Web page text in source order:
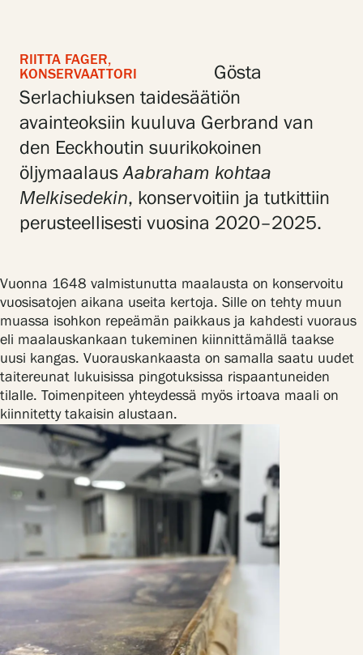
Serlachius Taidesauna
Serlachius Art & Sauna Express
Medialle
Vastuullisuus
Esteettömyys
Verkkokauppa
RIITTA FAGER,
KONSERVAATTORI
Gösta
Serlachiuksen taidesäätiön
avainteoksiin kuuluva Gerbrand van
den Eeckhoutin suurikokoinen
öljymaalausAabraham kohtaa
Melkisedekin, konservoitiin ja tutkittiin
perusteellisesti vuosina 2020–2025.
Vuonna 1648 valmistunutta maalausta on konservoitu
vuosisatojen aikana useita kertoja. Sille on tehty muun
muassa isohkon repeämän paikkaus ja kahdesti vuoraus
eli maalauskankaan tukeminen kiinnittämällä taakse
uusi kangas. Vuorauskankaasta on samalla saatu uudet
taitereunat lukuisissa pingotuksissa rispaantuneiden
tilalle. Toimenpiteen yhteydessä myös irtoava maali on
kiinnitetty takaisin alustaan.